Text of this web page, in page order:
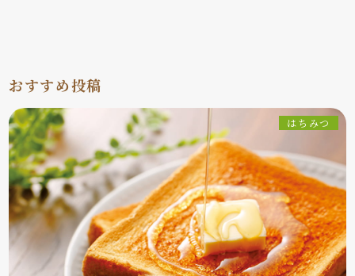
おすすめ投稿
はちみつ